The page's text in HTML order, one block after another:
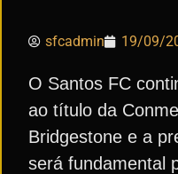
sfcadmin 19/09/
O Santos FC
ao título da
Bridgestone e a
será fundamental